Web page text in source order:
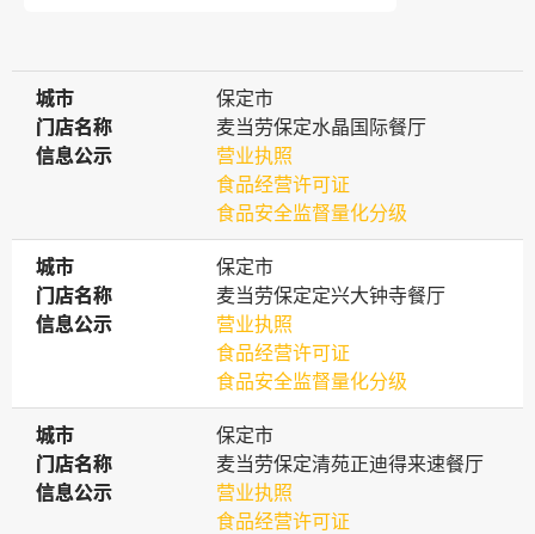
城市
城市
保定市
门店名称
门店名称
麦当劳保定水晶国际餐厅
信息公示
信息公示
营业执照
食品经营许可证
食品安全监督量化分级
城市
城市
保定市
门店名称
门店名称
麦当劳保定定兴大钟寺餐厅
信息公示
信息公示
营业执照
食品经营许可证
食品安全监督量化分级
城市
城市
保定市
门店名称
门店名称
麦当劳保定清苑正迪得来速餐厅
信息公示
信息公示
营业执照
食品经营许可证